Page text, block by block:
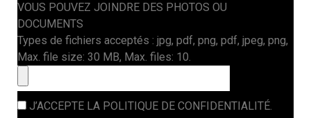
VOUS POUVEZ JOINDRE DES PHOTOS OU
DOCUMENTS
Types de fichiers acceptés : jpg, pdf, png, pdf, jpeg, png,
Max. file size: 30 MB, Max. files: 10.
J’ACCEPTE LA POLITIQUE DE CONFIDENTIALITÉ.